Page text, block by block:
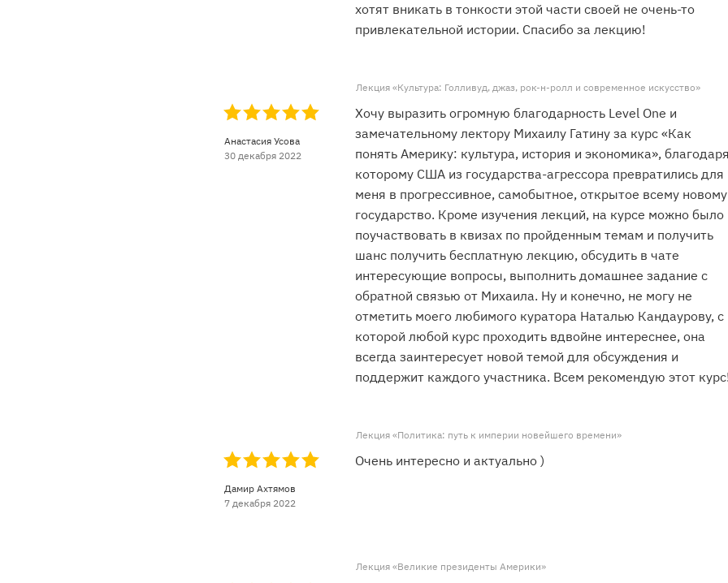
хотят вникать в тонкости этой части своей не очень-то
привлекательной истории. Спасибо за лекцию!
Лекция «Культура: Голливуд, джаз, рок-н-ролл и современное искусство»
Анастасия Усова
30 декабря 2022
Хочу выразить огромную благодарность Level One и
замечательному лектору Михаилу Гатину за курс «Как
понять Америку: культура, история и экономика», благодаря
которому США из государства-агрессора превратились для
меня в прогрессивное, самобытное, открытое всему новому
государство. Кроме изучения лекций, на курсе можно было
поучаствовать в квизах по пройденным темам и получить
шанс получить бесплатную лекцию, обсудить в чате
интересующие вопросы, выполнить домашнее задание с
обратной связью от Михаила. Ну и конечно, не могу не
отметить моего любимого куратора Наталью Кандаурову, с
которой любой курс проходить вдвойне интереснее, она
всегда заинтересует новой темой для обсуждения и
поддержит каждого участника. Всем рекомендую этот курс!
Лекция «Политика: путь к империи новейшего времени»
Дамир Ахтямов
7 декабря 2022
Очень интересно и актуально )
Лекция «Великие президенты Америки»